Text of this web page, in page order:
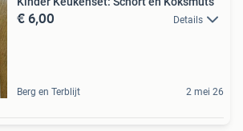
€ 6,00 Details
Berg en Terblijt 2 mei 26